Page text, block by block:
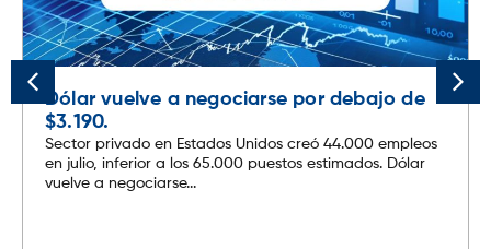
Dólar vuelve a negociarse por debajo de
$3.190.
Sector privado en Estados Unidos creó 44.000 empleos
en julio, inferior a los 65.000 puestos estimados. Dólar
vuelve a negociarse...